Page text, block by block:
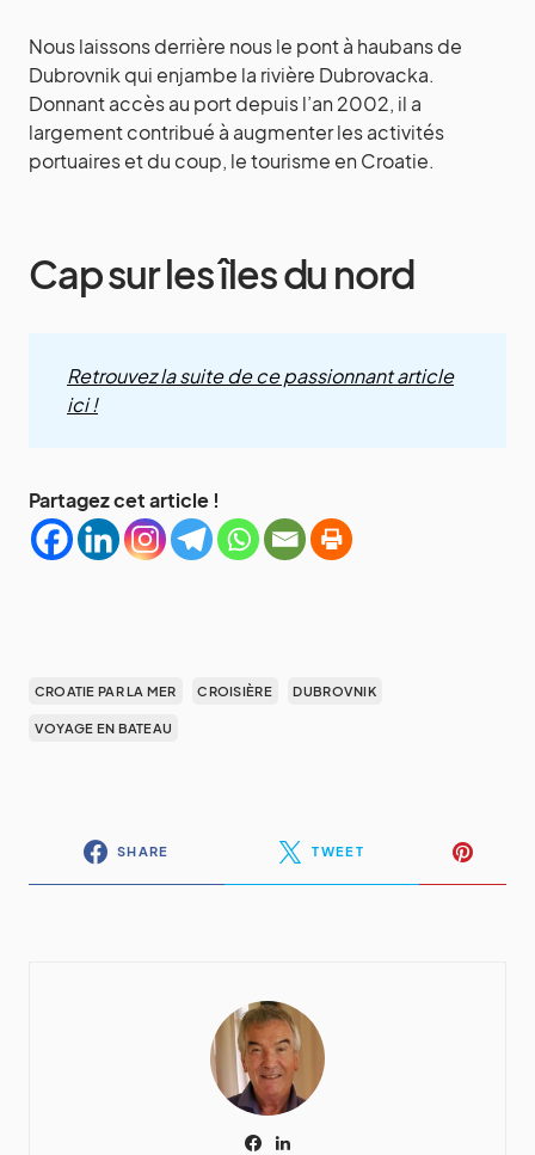
Nous laissons derrière nous le pont à haubans de
Dubrovnik qui enjambe la rivière Dubrovacka.
Donnant accès au port depuis l’an 2002, il a
largement contribué à augmenter les activités
portuaires et du coup, le tourisme en Croatie.
Cap sur les îles du nord
Retrouvez la suite de ce passionnant article
ici !
Partagez cet article !
CROATIE PAR LA MER CROISIÈRE DUBROVNIK
VOYAGE EN BATEAU
SHARE TWEET